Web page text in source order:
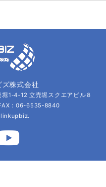
ズ株式会社
1-4-12 立売堀スクエアビル８
：06-6535-8840